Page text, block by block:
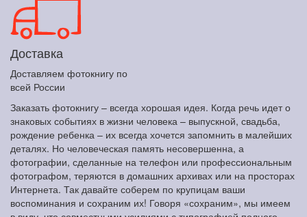
Доставка
Доставляем фотокнигу по
всей России
Заказать фотокнигу – всегда хорошая идея. Когда речь идет о
знаковых событиях в жизни человека – выпускной, свадьба,
рождение ребенка – их всегда хочется запомнить в малейших
деталях. Но человеческая память несовершенна, а
фотографии, сделанные на телефон или профессиональным
фотографом, теряются в домашних архивах или на просторах
Интернета. Так давайте соберем по крупицам ваши
воспоминания и сохраним их! Говоря «сохраним», мы имеем